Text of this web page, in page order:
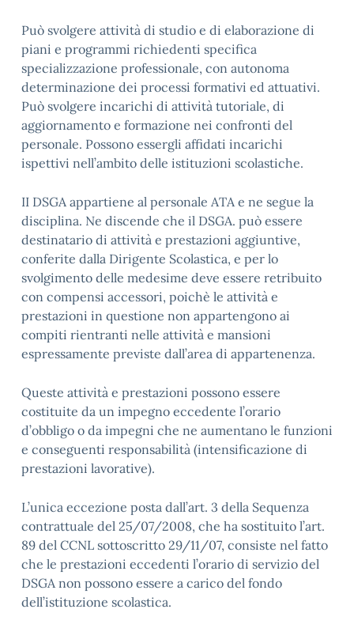
Può svolgere attività di studio e di elaborazione di
piani e programmi richiedenti specifica
specializzazione professionale, con autonoma
determinazione dei processi formativi ed attuativi.
Può svolgere incarichi di attività tutoriale, di
aggiornamento e formazione nei confronti del
personale. Possono essergli affidati incarichi
ispettivi nell’ambito delle istituzioni scolastiche.
II DSGA appartiene al personale ATA e ne segue la
disciplina. Ne discende che il DSGA. può essere
destinatario di attività e prestazioni aggiuntive,
conferite dalla Dirigente Scolastica, e per lo
svolgimento delle medesime deve essere retribuito
con compensi accessori, poichè le attività e
prestazioni in questione non appartengono ai
compiti rientranti nelle attività e mansioni
espressamente previste dall’area di appartenenza.
Queste attività e prestazioni possono essere
costituite da un impegno eccedente l’orario
d’obbligo o da impegni che ne aumentano le funzioni
e conseguenti responsabilità (intensificazione di
prestazioni lavorative).
L’unica eccezione posta dall’art. 3 della Sequenza
contrattuale del 25/07/2008, che ha sostituito l’art.
89 del CCNL sottoscritto 29/11/07, consiste nel fatto
che le prestazioni eccedenti l’orario di servizio del
DSGA non possono essere a carico del fondo
dell’istituzione scolastica.